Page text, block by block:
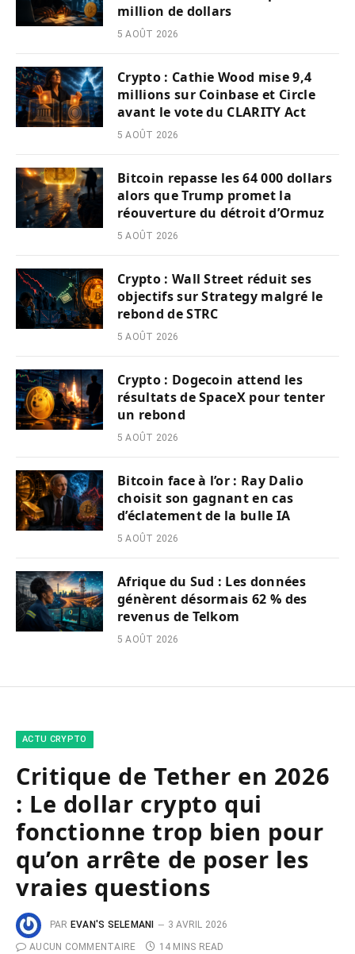
million de dollars
5 AOÛT 2026
Crypto : Cathie Wood mise 9,4
millions sur Coinbase et Circle
avant le vote du CLARITY Act
5 AOÛT 2026
Bitcoin repasse les 64 000 dollars
alors que Trump promet la
réouverture du détroit d’Ormuz
5 AOÛT 2026
Crypto : Wall Street réduit ses
objectifs sur Strategy malgré le
rebond de STRC
5 AOÛT 2026
Crypto : Dogecoin attend les
résultats de SpaceX pour tenter
un rebond
5 AOÛT 2026
Bitcoin face à l’or : Ray Dalio
choisit son gagnant en cas
d’éclatement de la bulle IA
5 AOÛT 2026
Afrique du Sud : Les données
génèrent désormais 62 % des
revenus de Telkom
5 AOÛT 2026
ACTU CRYPTO
Critique de Tether en 2026
: Le dollar crypto qui
fonctionne trop bien pour
qu’on arrête de poser les
vraies questions
PAR EVAN'S SELEMANI
3 AVRIL 2026
AUCUN COMMENTAIRE
14 MINS READ